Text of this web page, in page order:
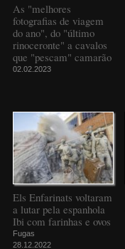
As "melhores
fotografias de viagem
do ano", do "último
rinoceronte" a cavalos
que "pescam" camarão
02.02.2023
Els Enfarinats voltaram
a lutar pela espanhola
Ibi com farinhas e ovos
Fugas
28.12.2022